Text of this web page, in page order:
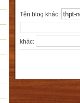
Tên blog khác:
khác: